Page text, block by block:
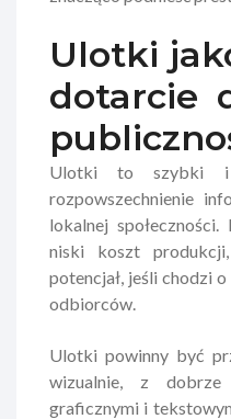
Ulotki
dotarcie
Ulotki to szybki i
rozpowszechnienie
lokalnej
niski koszt
potencjał, jeśli chodzi
odbiorców.
Ulotki powinny być
wizualnie, z dobrze
graficznymi i